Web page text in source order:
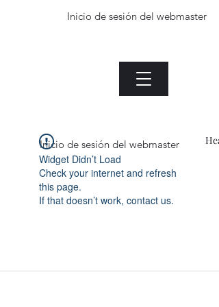
Inicio de sesión del webmaster
Inicio de sesión del webmaster
Widget Didn’t Load
Check your internet and refresh
this page.
If that doesn’t work, contact us.